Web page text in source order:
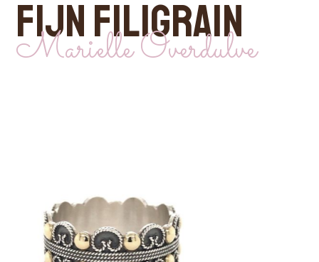
FIJN FILIGRAIN
Marielle Overdulve